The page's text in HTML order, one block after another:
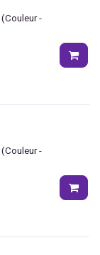
(Couleur -
(Couleur -